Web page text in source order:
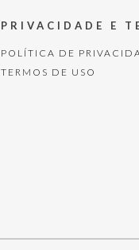
PRIVACIDADE E
POLÍTICA DE
TERMOS DE USO